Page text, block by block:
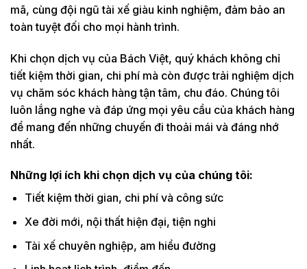
mã, cùng đội ngũ tài xế giàu kinh nghiệm, đảm bảo an
toàn tuyệt đối cho mọi hành trình.
Khi chọn dịch vụ của Bách Việt, quý khách không chỉ
tiết kiệm thời gian, chi phí mà còn được trải nghiệm dịch
vụ chăm sóc khách hàng tận tâm, chu đáo. Chúng tôi
luôn lắng nghe và đáp ứng mọi yêu cầu của khách hàng
để mang đến những chuyến đi thoải mái và đáng nhớ
nhất.
Những lợi ích khi chọn dịch vụ của chúng tôi:
Tiết kiệm thời gian, chi phí và công sức
Xe đời mới, nội thất hiện đại, tiện nghi
Tài xế chuyên nghiệp, am hiểu đường